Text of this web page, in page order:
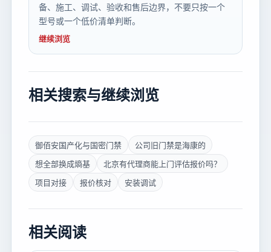
备、施工、调试、验收和售后边界，不要只按一个
型号或一个低价清单判断。
继续浏览
相关搜索与继续浏览
御佰安国产化与国密门禁
公司旧门禁是海康的
想全部换成熵基
北京有代理商能上门评估报价吗？
项目对接
报价核对 安装调试
相关阅读